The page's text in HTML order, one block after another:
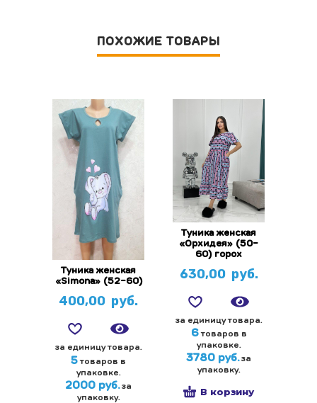
ПОХОЖИЕ ТОВАРЫ
Туника женская
«Simona» (52-60)
400,00 руб.
за единицу товара.
5товаров в
упаковке.
2000 руб.за
упаковку.
Туника женская
«Орхидея» (50-
60) горох
630,00 руб.
за единицу товара.
6товаров в
упаковке.
3780 руб.за
упаковку.
В корзину